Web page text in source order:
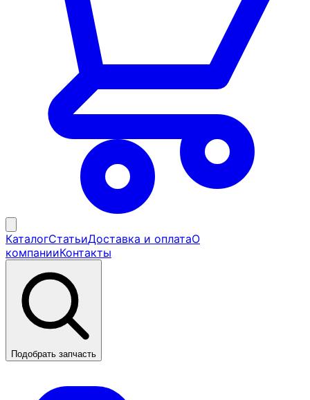
КаталогСтатьиДоставка и оплатаО
компанииКонтакты
Подобрать запчасть